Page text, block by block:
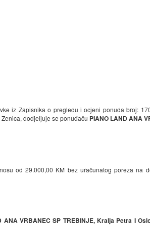
iz Zapisnika o pregledu i ocjeni ponuda broj:
dodjeljuje se ponuđaču PIANO LAND ANA
od 29.000,00 KM bez uračunatog poreza na
ANA VRBANEC SP TREBINJE, Kralja Petra I